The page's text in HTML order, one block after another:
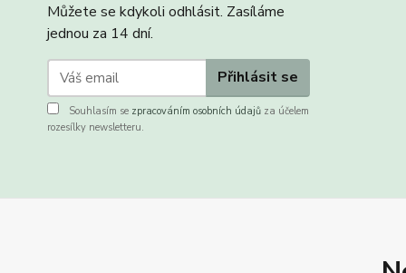
Můžete se kdykoli odhlásit. Zasíláme
jednou za 14 dní.
Přihlásit se
Souhlasím se zpracováním osobních údajů za účelem
rozesílky newsletteru.